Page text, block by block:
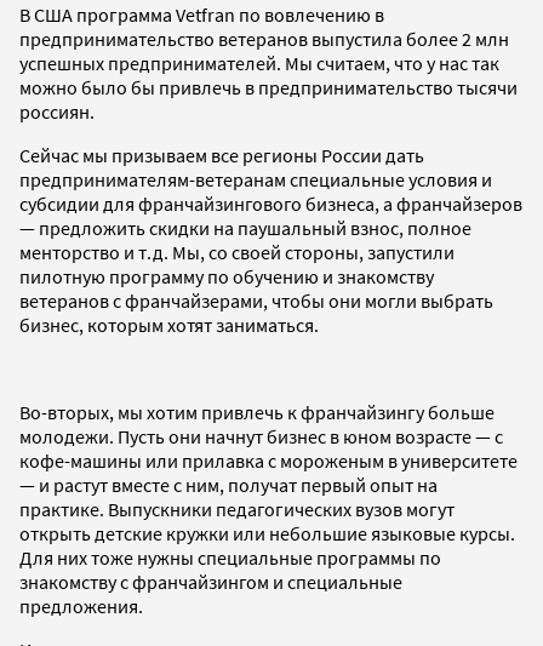
В США программа Vetfran по вовлечению в
предпринимательство ветеранов выпустила более 2 млн
успешных предпринимателей. Мы считаем, что у нас так
можно было бы привлечь в предпринимательство тысячи
россиян.
Сейчас мы призываем все регионы России дать
предпринимателям-ветеранам специальные условия и
субсидии для франчайзингового бизнеса, а франчайзеров
— предложить скидки на паушальный взнос, полное
менторство и т.д. Мы, со своей стороны, запустили
пилотную программу по обучению и знакомству
ветеранов с франчайзерами, чтобы они могли выбрать
бизнес, которым хотят заниматься.
Во-вторых, мы хотим привлечь к франчайзингу больше
молодежи. Пусть они начнут бизнес в юном возрасте — с
кофе-машины или прилавка с мороженым в университете
— и растут вместе с ним, получат первый опыт на
практике. Выпускники педагогических вузов могут
открыть детские кружки или небольшие языковые курсы.
Для них тоже нужны специальные программы по
знакомству с франчайзингом и специальные
предложения.